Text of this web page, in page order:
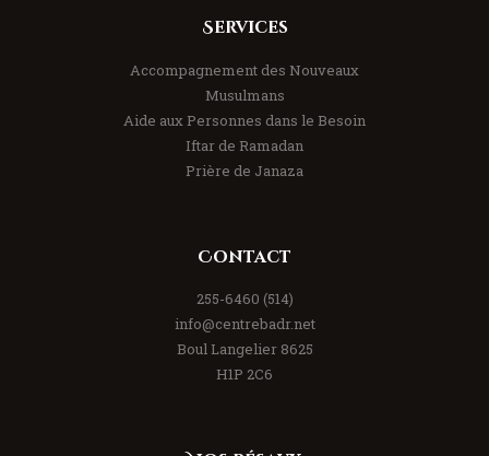
Services
Accompagnement des Nouveaux
Musulmans
Aide aux Personnes dans le Besoin
Iftar de Ramadan
Prière de Janaza
Contact
(514) 255-6460
info@centrebadr.net
8625 Boul Langelier
H1P 2C6